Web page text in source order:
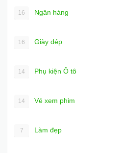
16 Ngân hàng
16 Giày dép
14 Phụ kiện Ô tô
14 Vé xem phim
7 Làm đẹp